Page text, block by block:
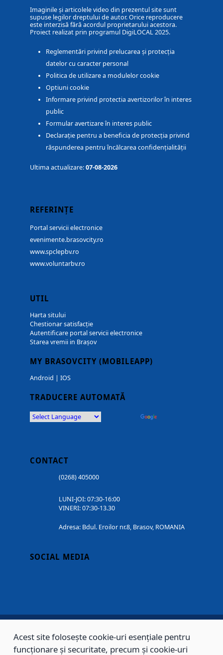
Imaginile și articolele video din prezentul site sunt
supuse legilor dreptului de autor. Orice reproducere
este interzisă fără acordul proprietarului acestora.
Proiect realizat prin programul DigiLOCAL 2025.
Reglementări privind prelucarea și protecția
datelor cu caracter personal
Politica de utilizare a modulelor cookie
Optiuni cookie
Informare privind protectia avertizorilor în interes
public
Formular avertizare în interes public
Declarație pentru a beneficia de protecția privind
răspunderea pentru încălcarea confidențialității
Ultima actualizare:07-08-2026
REFERINȚE
Portal servicii electronice
evenimente.brasovcity.ro
www.spclepbv.ro
www.voluntarbv.ro
UTIL
Harta sitului
Chestionar satisfacție
Autentificare portal servicii electronice
Starea vremii in Brașov
MY BRASOVCITY (MOBILEAPP)
Android | IOS
TRADUCERE AUTOMATĂ
CONTACT
(0268) 405000
LUNI-JOI: 07:30-16:00
VINERI: 07:30-13.30
Adresa: Bdul. Eroilor nr.8, Brasov, ROMANIA
SOCIAL MEDIA
Copyright © 2002 - 2026 - PRIMĂRIA MUNICIPIULUI BRAȘOV, toate drepturile
Acest site folosește cookie-uri esențiale pentru
funcționare și securitate, precum și cookie-uri